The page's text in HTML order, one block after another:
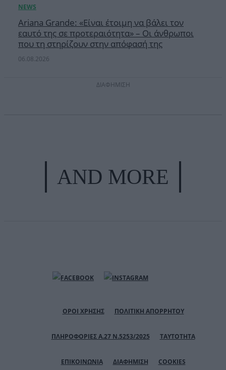
Ariana Grande: «Είναι έτοιμη να βάλει τον
εαυτό της σε προτεραιότητα» – Οι άνθρωποι
που τη στηρίζουν στην απόφασή της
06.08.2026
ΔΙΑΦΗΜΙΣΗ
AND MORE
ΟΡΟΙ ΧΡΗΣΗΣ ΠΟΛΙΤΙΚΗ ΑΠΟΡΡΗΤΟΥ
ΠΛΗΡΟΦΟΡΙΕΣ Α.27 Ν.5253/2025 ΤΑΥΤΟΤΗΤΑ
ΕΠΙΚΟΙΝΩΝΙΑ ΔΙΑΦΗΜΙΣΗ COOKIES